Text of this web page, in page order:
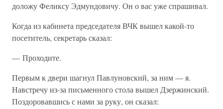
доложу Феликсу Эдмундовичу. Он о вас уже спрашивал.
Когда из кабинета председателя ВЧК вышел какой-то
посетитель, секретарь сказал:
— Проходите.
Первым к двери шагнул Павлуновский, за ним — я.
Навстречу из-за письменного стола вышел Дзержинский.
Поздоровавшись с нами за руку, он сказал: